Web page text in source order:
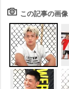
この記事の画像